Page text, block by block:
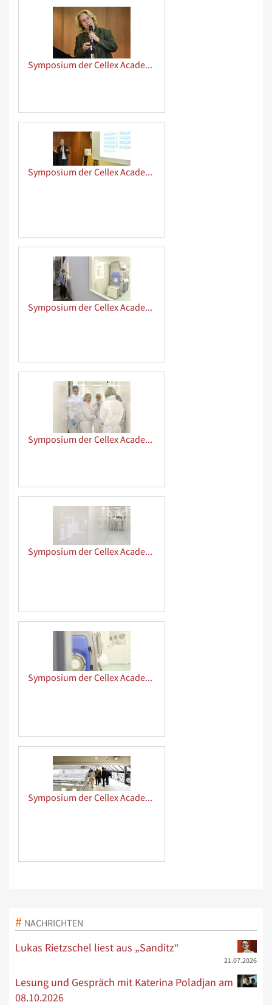
Symposium der Cellex Academy
Symposium der Cellex Academy
Symposium der Cellex Academy
Symposium der Cellex Academy
Symposium der Cellex Academy
Symposium der Cellex Academy
Symposium der Cellex Academy
NACHRICHTEN
Lukas Rietzschel liest aus „Sanditz“
21.07.2026
Lesung und Gespräch mit Katerina Poladjan am
08.10.2026